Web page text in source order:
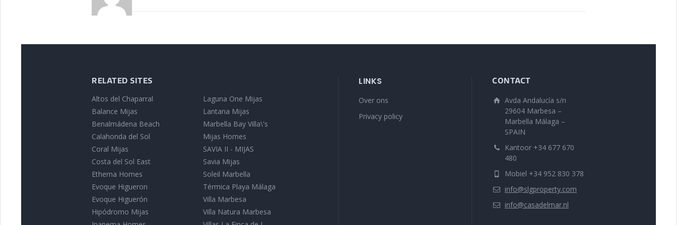
RELATED SITES
Altos del Chaparral
Balance Mijas
Benalmádena Beach
Calahonda del Sol
Coral Mijas
Costa del Sol East
Etherna Homes
Evoque Higueron
Evoque Higuerón
Hipódromo Mijas
Laguna One Mijas
Lantana Mijas
Marbella Bay Villa\'s
Mijas Homes
SAVIA II - MIJAS
Savia Mijas
Soleil Marbella
Térmica Playa Málaga
Villa Marbesa
Villa Natura Marbesa
LINKS
Over ons
Privacy policy
CONTACT
Avda Andalucía s/n
29604 Marbesa –
Marbella Málaga –
SPAIN
Kantoor +34 677 670
480
Mobiel +34 952 830 378
info@slgproperty.com
info@casadelmar.nl